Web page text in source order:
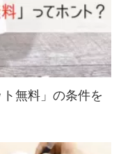
無料」の条件を